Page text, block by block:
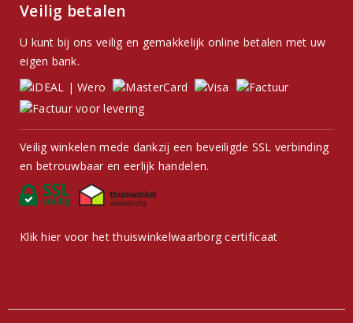
Veilig betalen
U kunt bij ons veilig en gemakkelijk online betalen met uw
eigen bank.
Veilig winkelen mede dankzij een beveiligde SSL verbinding
en betrouwbaar en eerlijk handelen.
Klik hier voor het thuiswinkelwaarborg certificaat